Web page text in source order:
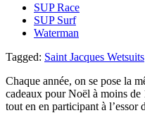
SUP Race
SUP Surf
Waterman
Tagged: Saint Jacques Wetsuits
Chaque année, on se pose la
cadeaux pour Noël à moins de
tout en en participant à l’essor